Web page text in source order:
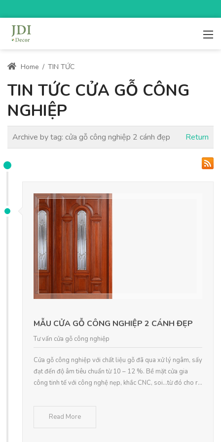
Home / TIN TỨC
TIN TỨC CỬA GỖ CÔNG
NGHIỆP
Archive by tag: cửa gỗ công nghiệp 2 cánh đẹp Return
MẪU CỬA GỖ CÔNG NGHIỆP 2 CÁNH ĐẸP
Tư vấn cửa gỗ công nghiệp
Cửa gỗ công nghiệp với chất liệu gỗ đã qua xử lý ngâm, sấy
đạt đến độ âm tiêu chuẩn từ 10 – 12 %. Bề mặt cửa gia
công tinh tế với công nghệ nẹp, khắc CNC, soi…từ đó cho r...
Read More